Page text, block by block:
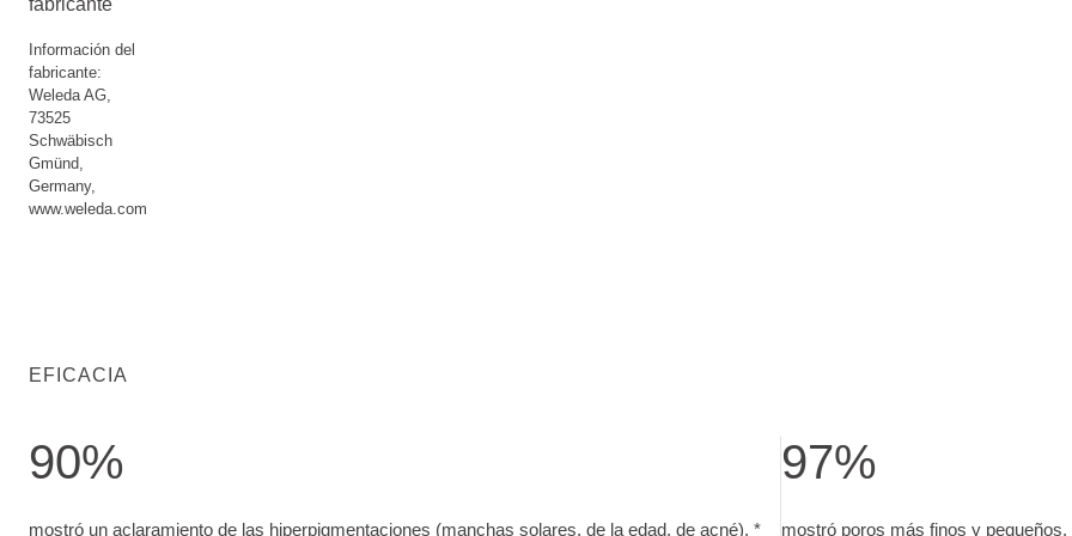
fabricante
Información del
fabricante:
Weleda AG,
73525
Schwäbisch
Gmünd,
Germany,
www.weleda.com
EFICACIA
90%
mostró un aclaramiento de las hiperpigmentaciones (manchas solares, de la edad, de acné). *
97%
mostró poros más finos y pequeños.